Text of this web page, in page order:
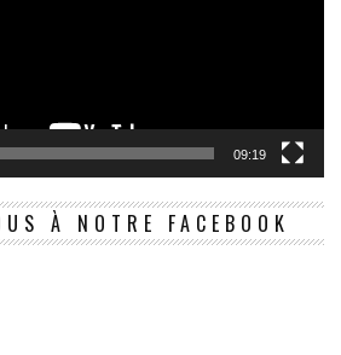
09:19
À NOTRE FACEBOOK